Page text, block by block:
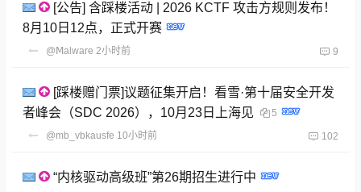
[公告] 含踩楼活动 | 2026 KCTF 攻击方规则发布！
8月10日12点，正式开赛
@Ⅿalware 2小时前 9
[踩楼赠门票]议题征集开启！看雪·第十届安全开发
者峰会（SDC 2026），10月23日上海见
5
@mb_vbkausfe 10小时前 102
“内核驱动高级班”第26期招生进行中